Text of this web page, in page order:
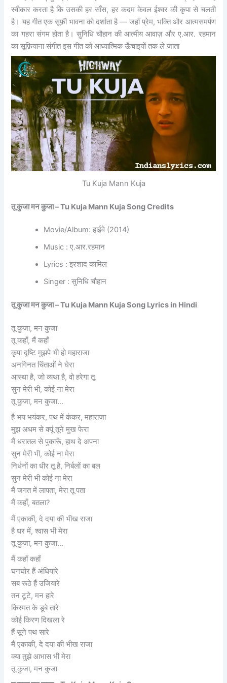
स्वीकार करता है कि उसकी हर साँस, हर कदम केवल ईश्वर की कृपा से चलती
है। यह गीत एक सूफ़ी भावना को दर्शाता है — जहाँ प्रेम, भक्ति और आत्मसमर्पण
का गहरा संगम होता है। सुनिधि चौहान की आत्मीय आवाज़ और ए.आर. रहमान
का सूफ़ियाना संगीत इस गीत को आध्यात्मिक ऊँचाइयों तक ले जाता
Tu Kuja Mann Kuja
तू कुजा मन कुजा – Tu Kuja Mann Kuja Song Credits
Movie/Album: हाईवे (2014)
Music : ए.आर.रहमान
Lyrics : इरशाद कामिल
Singer : सुनिधि चौहान
तू कुजा मन कुजा – Tu Kuja Mann Kuja Song Lyrics in Hindi
तू कुजा, मन कुजा
तू कहाँ, मैं कहाँ
कृपा दृष्टि मुझपे भी हो महाराजा
अनगिनत चिंताओं ने घेरा
आस्था है, जो व्यथा है, वो हरेगा तू
सुन मेरी भी, कोई ना मेरा
तू कुजा, मन कुजा…
है भय भयंकर, पथ में कंकर, महाराजा
मुझ अधम से क्यूं तूने मुख फेरा
मैं धरातल से पुकारूँ, हाथ दे अपना
सुन मेरी भी, कोई ना मेरा
निर्धनों का धीर तू है, निर्बलों का बल
सुन मेरी भी कोई ना मेरा
मैं जगत में लापता, मेरा तू पता
मैं कहाँ, बतला?
मैं एकाकी, दे दया की भीख राजा
है धर में, श्वास भी मेरा
तू कुजा, मन कुजा…
मैं कहाँ कहाँ
घनघोर हैं अंधियारे
सब रूठे हैं उजियारे
तन टूटे, मन हारे
किस्मत के डूबे तारे
कोई किरण दिखला रे
हैं सूने पथ सारे
मैं एकाकी, दे दया की भीख राजा
क्या तुझे आभास भी मेरा
तू कुजा, मन कुजा